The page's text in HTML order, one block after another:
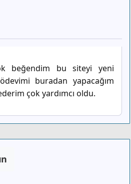
beğendim bu siteyi yeni
buradan yapacağım
çok yardımcı oldu.